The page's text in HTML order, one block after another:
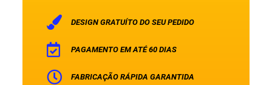
DESIGN GRATUÍTO DO SEU PEDIDO
PAGAMENTO EM ATÉ 60 DIAS
FABRICAÇÃO RÁPIDA GARANTIDA